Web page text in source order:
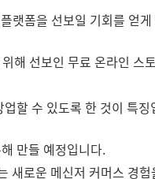
랫폼을 선보일 기회를 얻
해 선보인 무료 온라인 스
할 수 있도록 한 것이 특징
만들 예정입니다.
새로운 메신저 커머스 경험